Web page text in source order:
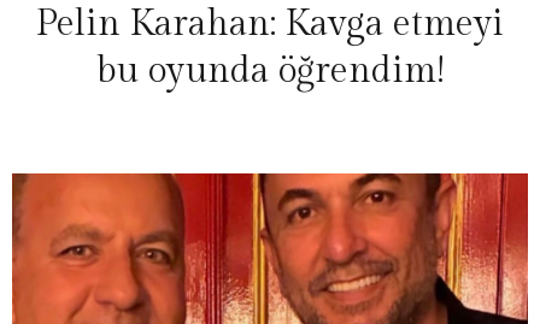
Pelin Karahan: Kavga etmeyi
bu oyunda öğrendim!